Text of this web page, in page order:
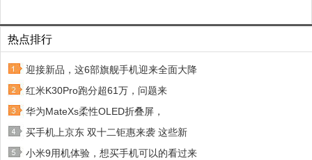
热点排行
迎接新品，这6部旗舰手机迎来全面大降
红米K30Pro跑分超61万，问题来
华为MateXs柔性OLED折叠屏，
买手机上京东 双十二钜惠来袭 这些新
小米9用机体验，想买手机可以的看过来